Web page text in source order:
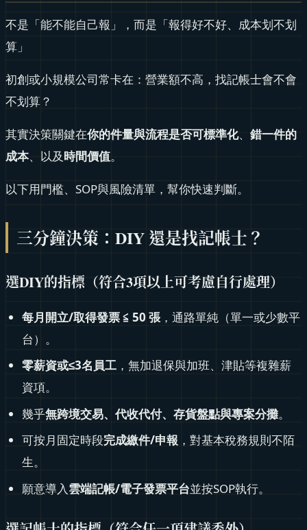
不是「能不能自己報」，而是「報得好不好、成本划不划
算」
初創或小規模公司常卡在：營業額不高，找記帳士會不會
不划算？
其實決策關鍵在你的件量與流程是否可標準化、 錯一件的
成本、以及時間價值。
以下用門檻、SOP與風險清單，幫你快速判斷。
三分鐘決策：DIY 還是找記帳士？
選DIY的指標（符合3項以上可考慮自行處理）
每月開立/取得發票 ≦ 50 張，通路單純（單一或少數平
台）。
零薪資或≤3名員工 ，無加退保與加班、津貼等複雜薪
資項。
幾乎無跨境交易、代收代付、存貨盤點與專案分攤。
可按月固定時段完成繳件/申報 ，對基本稅務規則不陌
生。
願意導入 雲端記帳/電子發票平台並按SOP執行。